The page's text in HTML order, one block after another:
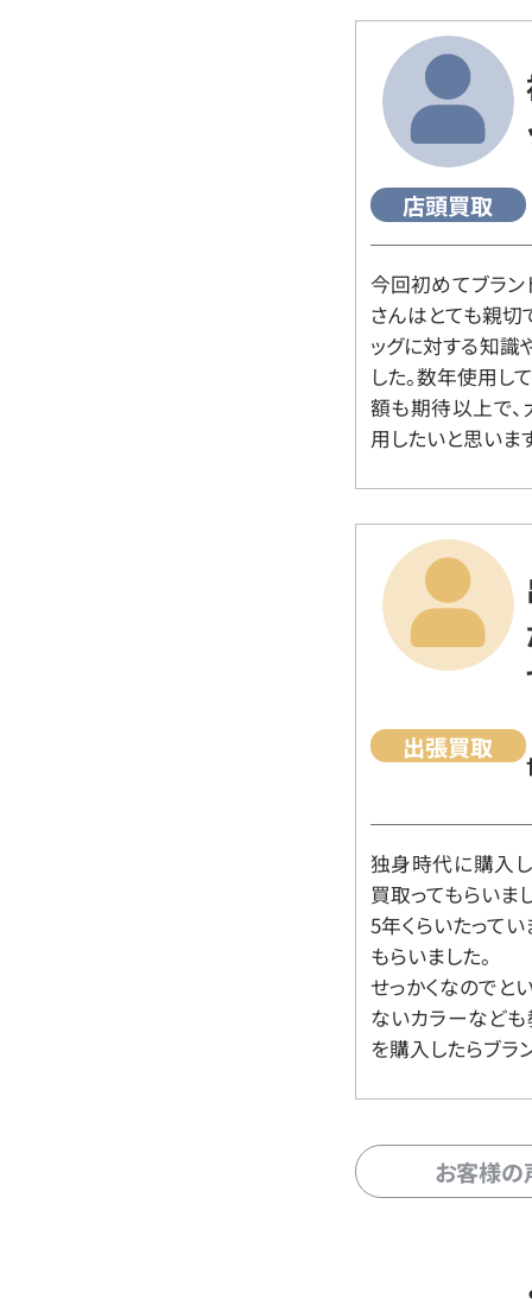
店頭買取
今回初めてブラン
さんはとても親切
ッグに対する知識
した。数年使用し
額も期待以上で、
用したいと思いま
出張買取
独身時代に購入
買取ってもらいま
5年くらいたって
もらいました。
せっかくなのでと
ないカラーなども
を購入したらブラ
お客様